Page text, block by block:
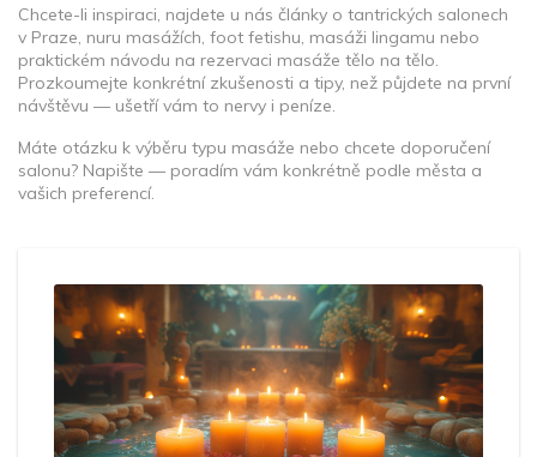
Chcete-li inspiraci, najdete u nás články o tantrických salonech
v Praze, nuru masážích, foot fetishu, masáži lingamu nebo
praktickém návodu na rezervaci masáže tělo na tělo.
Prozkoumejte konkrétní zkušenosti a tipy, než půjdete na první
návštěvu — ušetří vám to nervy i peníze.
Máte otázku k výběru typu masáže nebo chcete doporučení
salonu? Napište — poradím vám konkrétně podle města a
vašich preferencí.